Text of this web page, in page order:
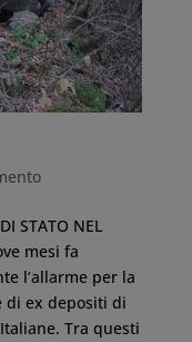
STATO NEL
mesi fa
l’allarme per la
di ex depositi di
Tra questi